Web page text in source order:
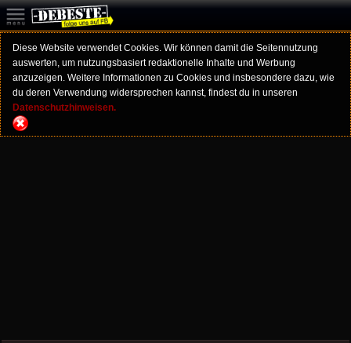
Diese Website verwendet Cookies. Wir können damit die Seitennutzung
auswerten, um nutzungsbasiert redaktionelle Inhalte und Werbung
anzuzeigen. Weitere Informationen zu Cookies und insbesondere dazu, wie
du deren Verwendung widersprechen kannst, findest du in unseren
Datenschutzhinweisen.